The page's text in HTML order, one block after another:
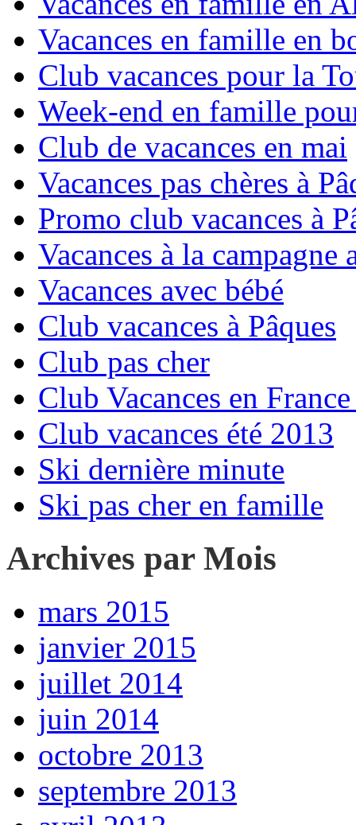
Vacances en famille en
Club vacances pour la
Week-end en famille
Club de vacances en mai
Vacances pas chères à
Promo club vacances à
Vacances à la campagne
Vacances avec bébé
Club vacances à Pâques
Club pas cher
Club Vacances en
Club vacances été 2013
Ski dernière minute
Ski pas cher en famille
Archives par Mois
mars 2015
janvier 2015
juillet 2014
juin 2014
octobre 2013
septembre 2013